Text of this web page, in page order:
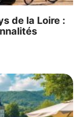
de la Loire :